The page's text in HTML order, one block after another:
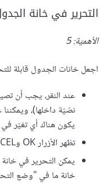
التحرير في خانة
الأهميّة: 5
اجعل خانات الجدول قابلة
عند النقر، يجب أن
يكون هناك أي تغيّر في
تظهر الأزرار OK وCANCEL تحت الخانة لإتمام/إلغاء التحرير.
يمكن التحرير في
خانة ما في "وضع